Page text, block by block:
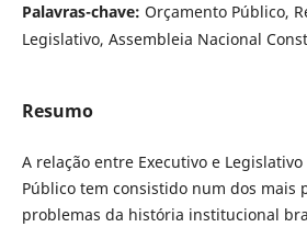
Palavras-chave: Orçamento Público,
Legislativo, Assembleia Nacional
Resumo
A relação entre Executivo e
Público tem consistido num dos mais
problemas da história institucional